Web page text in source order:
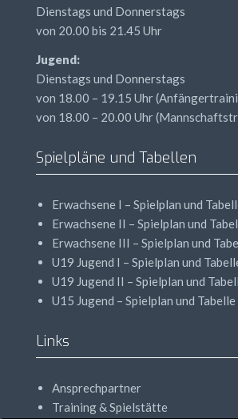
Dienstags und Donnerstags
von 20.00 bis 21.45 Uhr
Jugend:
Dienstags und Donnerstags
von 18.00 – 19.15 Uhr
von 18.00 – 20.00 Uhr
Spielpläne und Tabellen
Erwachsene I – Spielplan und
Erwachsene II – Spielplan und
Erwachsene III – Spielplan und
U19 Jugend I – Spielplan und
U19 Jugend II – Spielplan und
U15 Jugend – Spielplan und Tabelle
Links
Ansprechpartner
Training & Spielstätte